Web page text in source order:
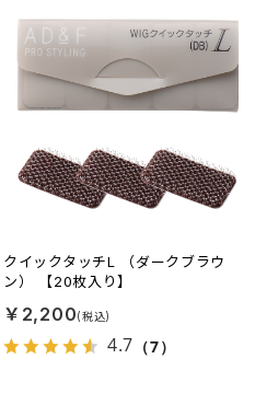
クイックタッチL （ダークブラウ
ン） 【20枚入り】
￥2,200
4.7 （7）